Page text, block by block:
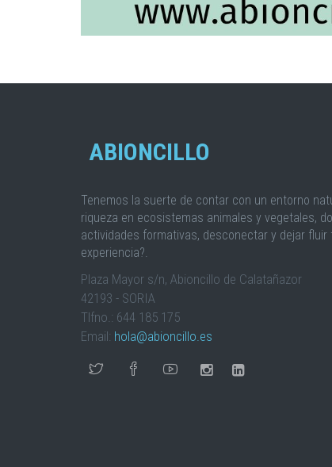
ABIONCILLO
Tenemos la suerte de contar con un entorno
riqueza en ecosistemas animales y vegetales,
actividades formativas, desconectar y dejar fluir
experiencia?.
Plaza Mayor s/n, Abioncillo de Calatañazor
42193 - SORIA
Tlfno.: 644 185 175
Email: hola@abioncillo.es